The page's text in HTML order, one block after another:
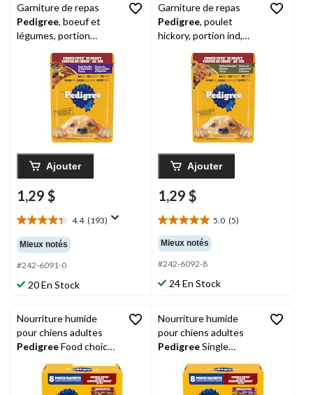
Garniture de repas
Pedigree, boeuf et
légumes, portion
Ajouter
1,29 $
4.4 (193)
4.4
étoile(s)
sur
5.
193
évaluations
Mieux notés
#242-6091-0
20 En Stock
Garniture de repas
Pedigree, poulet
hickory, portion ind,
Ajouter
1,29 $
5.0 (5)
5.0
étoile(s)
sur
5.
5
Mieux notés
#242-6092-8
24 En Stock
Nourriture humide
pour chiens adultes
PedigreeFood choice
coupes en sauce,
poulet grillé et filet
mignon, assortiment,
Nourriture humide
pour chiens adultes
PedigreeSingle
Choice Coupe en
sauce, poulet grillé et
nouilles au boeuf,